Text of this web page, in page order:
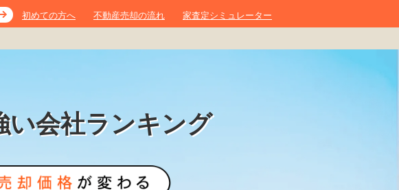
初めての方へ 不動産売却の流れ 家査定シミュレーター
い会社ランキング